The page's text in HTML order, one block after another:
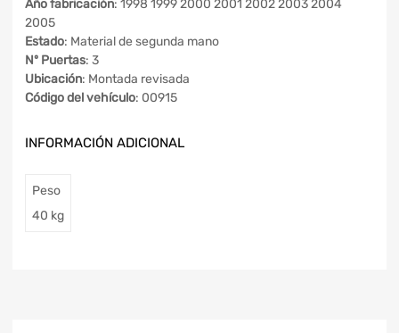
Año fabricación: 1998 1999 2000 2001 2002 2003 2004
2005
Estado: Material de segunda mano
Nº Puertas: 3
Ubicación: Montada revisada
Código del vehículo: 00915
INFORMACIÓN ADICIONAL
Peso
40 kg